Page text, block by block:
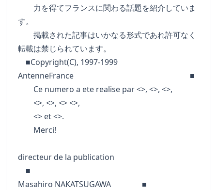
力を得てフランスに関わる話題を紹介していま
す。
掲載された記事はいかなる形式であれ許可なく
転載は禁じられています。
■Copyright(C), 1997-1999
AntenneFrance ■
Ce numero a ete realise par <>, <>, <>,
<>, <>, <> <>,
<> et <>.
Merci!
directeur de la publication
■
Masahiro NAKATSUGAWA ■